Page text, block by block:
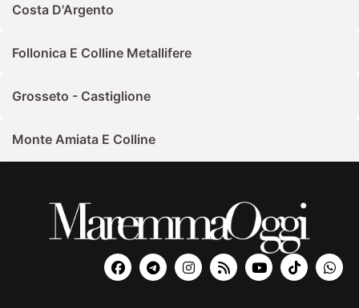
Costa D'Argento
Follonica E Colline Metallifere
Grosseto - Castiglione
Monte Amiata E Colline